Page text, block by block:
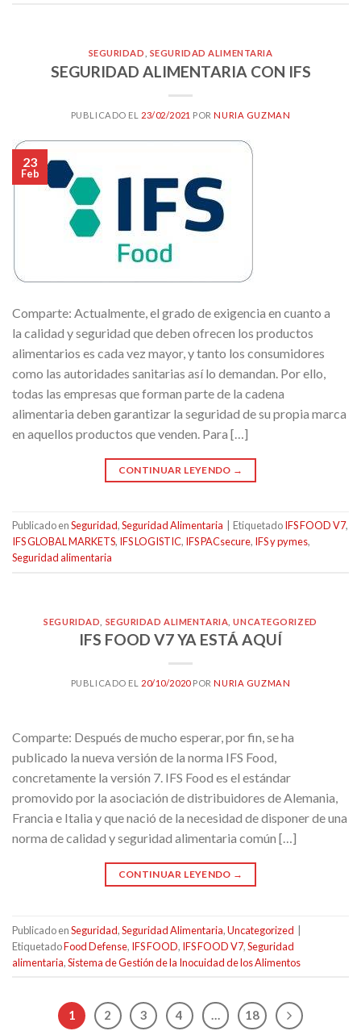
SEGURIDAD SEGURIDAD ALIMENTARIA
SEGURIDAD ALIMENTARIA CON IFS
PUBLICADO EL 23/02/2021 PORNURIA GUZMAN
23
Feb
Comparte: Actualmente, el grado de exigencia en cuanto a
la calidad y seguridad que deben ofrecen los productos
alimentarios es cada vez mayor, y tanto los consumidores
como las autoridades sanitarias así lo demandan. Por ello,
todas las empresas que forman parte de la cadena
alimentaria deben garantizar la seguridad de su propia marca
en aquellos productos que venden. Para […]
CONTINUAR LEYENDO →
Publicado enSeguridad,Seguridad Alimentaria EtiquetadoIFS FOOD V7,
IFS GLOBAL MARKETS, IFS LOGISTIC, IFS PACsecure, IFS y pymes,
Seguridad alimentaria
SEGURIDAD SEGURIDAD ALIMENTARIA ,UNCATEGORIZED
IFS FOOD V7 YA ESTÁ AQUÍ
PUBLICADO EL 20/10/2020PORNURIA GUZMAN
Comparte: Después de mucho esperar, por fin, se ha
publicado la nueva versión de la norma IFS Food,
concretamente la versión 7. IFS Food es el estándar
promovido por la asociación de distribuidores de Alemania,
Francia e Italia y que nació de la necesidad de disponer de una
norma de calidad y seguridad alimentaria común […]
CONTINUAR LEYENDO →
Publicado enSeguridad,Seguridad Alimentaria,Uncategorized
EtiquetadoFood Defense, IFS FOOD, IFS FOOD V7,Seguridad
alimentaria,Sistema de Gestión de la Inocuidad de los Alimentos
1 2 3 4 … 18